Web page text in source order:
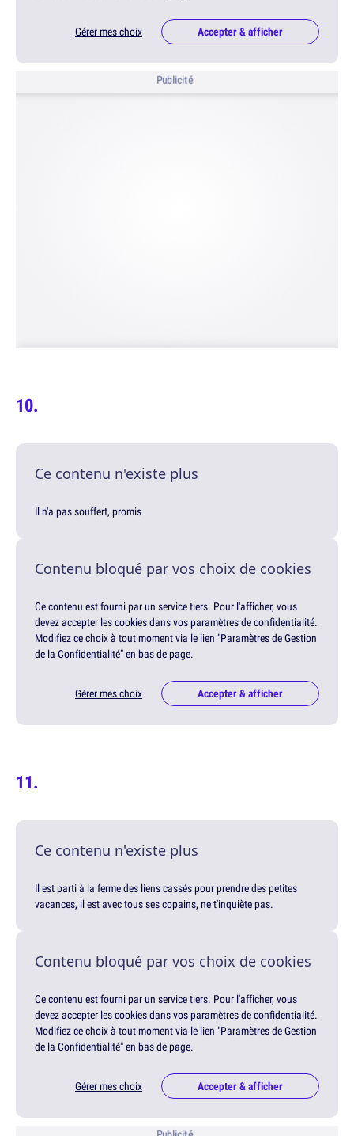
Gérer mes choix Accepter & afficher
Publicité
Ce contenu n'existe plus
Il n'a pas souffert, promis
Contenu bloqué par vos choix de cookies
Ce contenu est fourni par un service tiers. Pour l'afficher, vous
devez accepter les cookies dans vos paramètres de confidentialité.
Modifiez ce choix à tout moment via le lien "Paramètres de Gestion
de la Confidentialité" en bas de page.
Gérer mes choix Accepter & afficher
Ce contenu n'existe plus
Il est parti à la ferme des liens cassés pour prendre des petites
vacances, il est avec tous ses copains, ne t'inquiète pas.
Contenu bloqué par vos choix de cookies
Ce contenu est fourni par un service tiers. Pour l'afficher, vous
devez accepter les cookies dans vos paramètres de confidentialité.
Modifiez ce choix à tout moment via le lien "Paramètres de Gestion
de la Confidentialité" en bas de page.
Gérer mes choix Accepter & afficher